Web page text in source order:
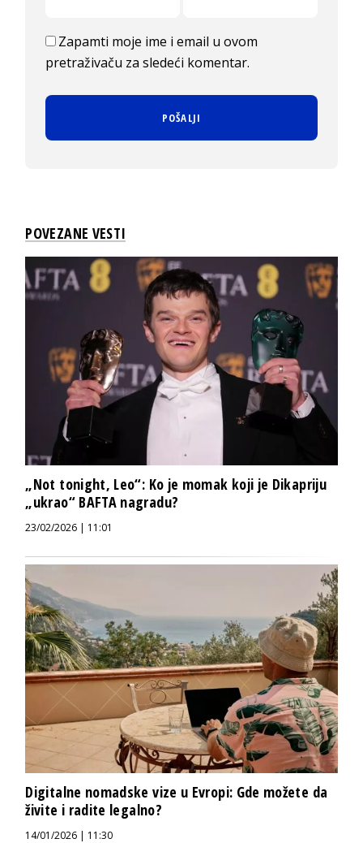
Zapamti moje ime i email u ovom
pretraživaču za sledeći komentar.
POVEZANE VESTI
„Not tonight, Leo“: Ko je momak koji je Dikapriju
„ukrao“ BAFTA nagradu?
23/02/2026 | 11:01
Digitalne nomadske vize u Evropi: Gde možete da
živite i radite legalno?
14/01/2026 | 11:30